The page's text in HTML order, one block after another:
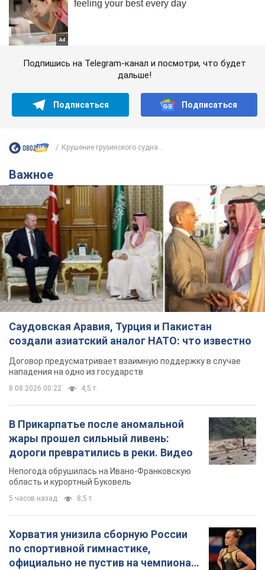
Подпишись на Telegram-канал и посмотри, что будет
дальше!
Подписаться Подписаться
Крушение грузинского судна...
Важное
Саудовская Аравия, Турция и Пакистан
создали азиатский аналог НАТО: что известно
Договор предусматривает взаимную поддержку в случае
нападения на одно из государств
8.08.2026 00:22 4,5 т.
В Прикарпатье после аномальной
жары прошел сильный ливень:
дороги превратились в реки. Видео
Непогода обрушилась на Ивано-Франковскую
область и курортный Буковель
5 часов назад 8,5 т.
Хорватия унизила сборную России
по спортивной гимнастике,
официально не пустив на чемпионат